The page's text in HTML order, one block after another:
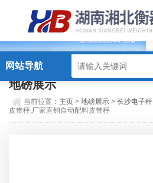
网站导航
地磅展示
当前位置： 主页 >地磅展示 >长沙电子秤
皮带秤,厂家直销自动配料皮带秤